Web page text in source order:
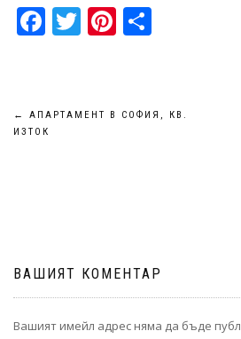
Facebook
TwitterPinterest
Навигация
←
АПАРТАМЕНТ В СОФИЯ, КВ.
ИЗТОК
ВАШИЯТ КОМЕНТАР
Вашият имейл адрес няма да бъде